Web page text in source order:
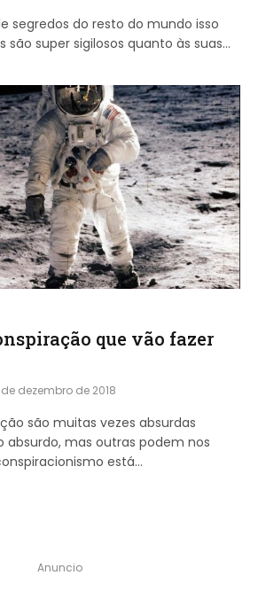
segredos do resto do mundo isso
são super sigilosos quanto às suas…
que vão fazer
dezembro de 2018
são muitas vezes absurdas
absurdo, mas outras podem nos
está…
Anuncio